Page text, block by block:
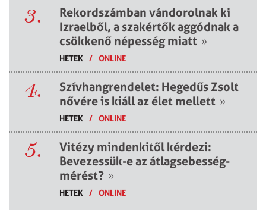
3.
Rekordszámban vándorolnak ki
Izraelből, a szakértők aggódnak a
csökkenő népesség miatt »
HETEK / ONLINE
4.
Szívhangrendelet: Hegedűs Zsolt
nővére is kiáll az élet mellett »
HETEK / ONLINE
5.
Vitézy mindenkitől kérdezi:
Bevezessük-e az átlagsebesség-
mérést? »
HETEK / ONLINE